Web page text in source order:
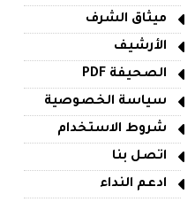
ميثاق الشرف
الأرشيف
الصحيفة PDF
سياسة الخصوصية
شروط الاستخدام
اتصل بنا
ادعم النداء